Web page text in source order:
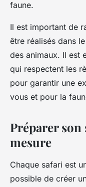
faune.
Il est important de
être réalisés dans
des animaux. Il est
qui respectent les
pour garantir une
vous et pour la
Préparer son
mesure
Chaque safari est
possible de créer